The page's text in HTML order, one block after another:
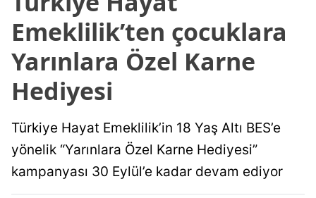
Emeklilik’ten çocuklara
Yarınlara Özel Karne
Hediyesi
Türkiye Hayat Emeklilik’in 18 Yaş Altı BES’e
yönelik “Yarınlara Özel Karne Hediyesi”
kampanyası 30 Eylül’e kadar devam ediyor